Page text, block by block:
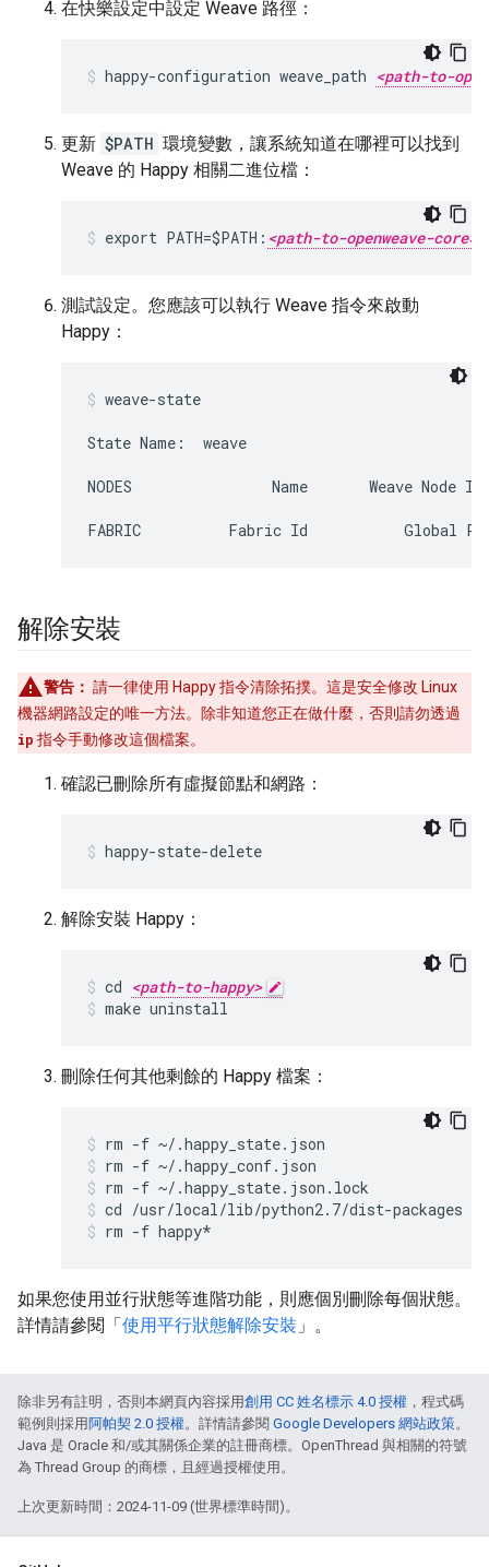
在快樂設定中設定 Weave 路徑：
happy-configuration weave_path <path-to-
更新 $PATH 環境變數，讓系統知道在哪裡可以找到
Weave 的 Happy 相關二進位檔：
export PATH=$PATH: <path-to-openweave-core>
測試設定。您應該可以執行 Weave 指令來啟動
Happy：
weave-state
State Name:  weave
NODES                Name       Weave Node
FABRIC          Fabric Id           Global
解除安裝
警告： 請一律使用 Happy 指令清除拓撲。這是安全修改 Linux
機器網路設定的唯一方法。除非知道您正在做什麼，否則請勿透過
ip 指令手動修改這個檔案。
確認已刪除所有虛擬節點和網路：
happy-state-delete
解除安裝 Happy：
cd <path-to-happy>
make uninstall
刪除任何其他剩餘的 Happy 檔案：
rm -f ~/.happy_state.json
rm -f ~/.happy_conf.json
rm -f ~/.happy_state.json.lock
cd /usr/local/lib/python2.7/dist-packages
rm -f happy*
如果您使用並行狀態等進階功能，則應個別刪除每個狀態。
詳情請參閱「使用平行狀態解除安裝 」。
除非另有註明，否則本網頁內容採用創用 CC 姓名標示 4.0 授權 ，程式碼
範例則採用 阿帕契 2.0 授權。詳情請參閱 Google Developers 網站政策。
Java 是 Oracle 和/或其關係企業的註冊商標。OpenThread 與相關的符號
為 Thread Group 的商標，且經過授權使用。
上次更新時間：2024-11-09 (世界標準時間)。